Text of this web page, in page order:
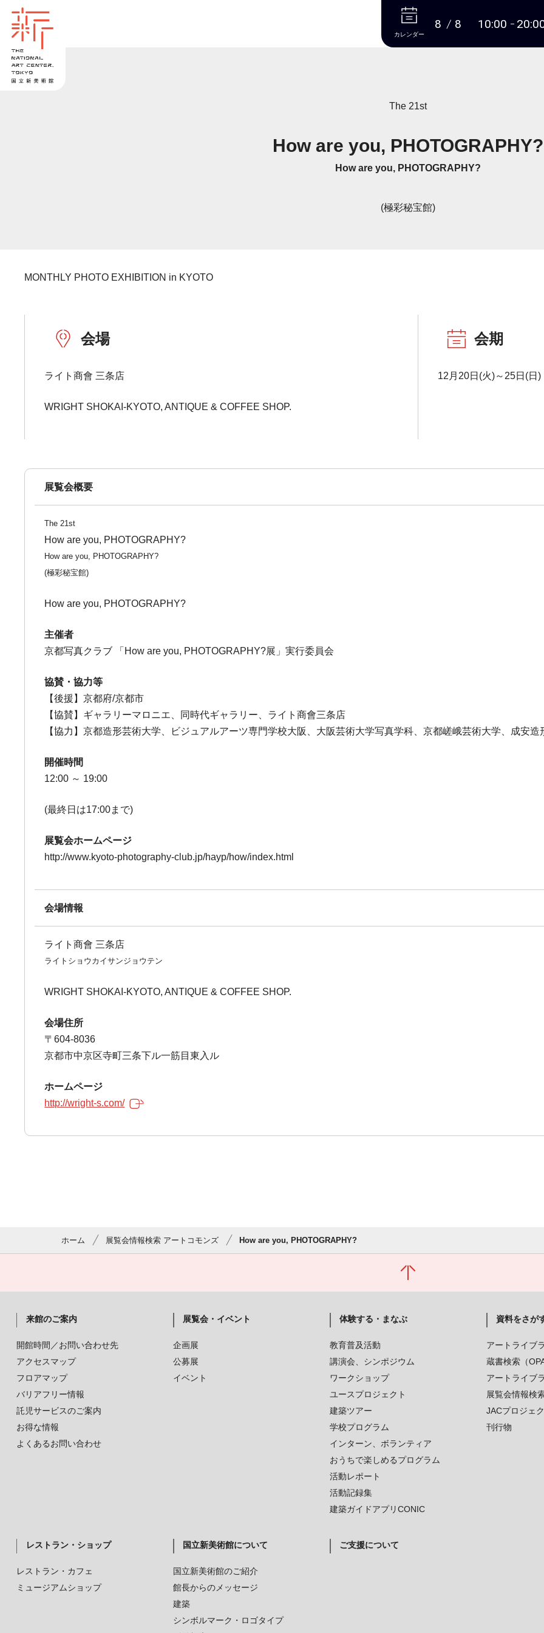
本文へ
カレンダー
8 8 10:00
The 21st
How are you, PHOTOGRAPHY?
How are you, PHOTOGRAPHY?
(極彩秘宝館)
MONTHLY PHOTO EXHIBITION in KYOTO
会場
ライト商會 三条店
WRIGHT SHOKAI-KYOTO, ANTIQUE & COFFEE SHOP.
会期
12月20日(火)～25日(日)
展覧会概要
The 21st
How are you, PHOTOGRAPHY?
How are you, PHOTOGRAPHY?
(極彩秘宝館)
How are you, PHOTOGRAPHY?
主催者
京都写真クラブ 「How are you, PHOTOGRAPHY?展」実行委員会
協賛・協力等
【後援】京都府/京都市
【協賛】ギャラリーマロニエ、同時代ギャラリー、ライト商會三条店
【協力】京都造形芸術大学、ビジュアルアーツ専門学校大阪、大阪芸術大学写真学科、京都嵯峨芸術大学、成安造
開催時間
12:00 ～ 19:00
(最終日は17:00まで)
展覧会ホームページ
http://www.kyoto-photography-club.jp/hayp/how/index.html
会場情報
ライト商會 三条店
ライトショウカイサンジョウテン
WRIGHT SHOKAI-KYOTO, ANTIQUE & COFFEE SHOP.
会場住所
〒604-8036
京都市中京区寺町三条下ル一筋目東入ル
ホームページ
http://wright-s.com/
ホーム 展覧会情報検索 アートコモンズ How are you, PHOTOGRAPHY?
来館のご案内
開館時間／お問い合わせ先
アクセスマップ
フロアマップ
バリアフリー情報
託児サービスのご案内
お得な情報
よくあるお問い合わせ
展覧会・イベント
企画展
公募展
イベント
体験する・まなぶ
教育普及活動
講演会、シンポジウム
ワークショップ
ユースプロジェクト
建築ツアー
学校プログラム
インターン、ボランティア
おうちで楽しめるプログラム
活動レポート
活動記録集
建築ガイドアプリCONIC
資料をさが
アートライブ
蔵書検索（
アートライブ
展覧会情報検
JACプロジェ
刊行物
レストラン・ショップ
レストラン・カフェ
ミュージアムショップ
国立新美術館について
国立新美術館のご紹介
館長からのメッセージ
建築
シンボルマーク・ロゴタイプ
ご支援について